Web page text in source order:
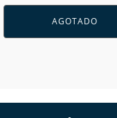
AGOTADO